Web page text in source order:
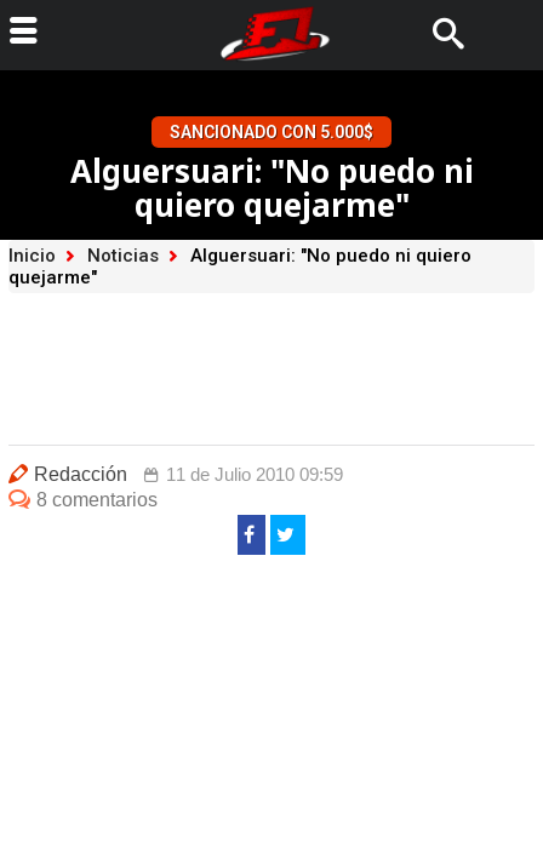
SANCIONADO CON 5.000$
Alguersuari: "No puedo ni
quiero quejarme"
Inicio Noticias
Alguersuari: "No puedo ni quiero
quejarme"
Redacción
11 de Julio 2010 09:59
8 comentarios